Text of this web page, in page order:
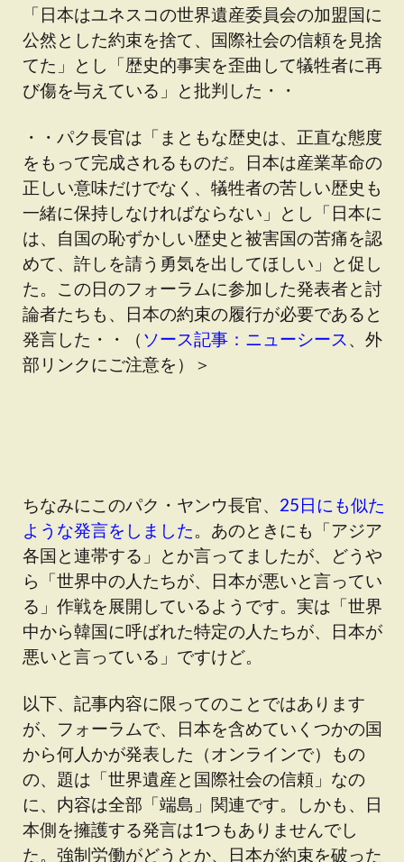
「日本はユネスコの世界遺産委員会の加盟国に
公然とした約束を捨て、国際社会の信頼を見捨
てた」とし「歴史的事実を歪曲して犠牲者に再
び傷を与えている」と批判した・・
・・パク長官は「まともな歴史は、正直な態度
をもって完成されるものだ。日本は産業革命の
正しい意味だけでなく、犠牲者の苦しい歴史も
一緒に保持しなければならない」とし「日本に
は、自国の恥ずかしい歴史と被害国の苦痛を認
めて、許しを請う勇気を出してほしい」と促し
た。この日のフォーラムに参加した発表者と討
論者たちも、日本の約束の履行が必要であると
発言した・・（ ソース記事：ニューシース 、外
部リンクにご注意を）＞
ちなみにこのパク・ヤンウ長官、 25日にも似た
ような発言をしました。あのときにも「アジア
各国と連帯する」とか言ってましたが、どうや
ら「世界中の人たちが、日本が悪いと言ってい
る」作戦を展開しているようです。実は「世界
中から韓国に呼ばれた特定の人たちが、日本が
悪いと言っている」ですけど。
以下、記事内容に限ってのことではあります
が、フォーラムで、日本を含めていくつかの国
から何人かが発表した（オンラインで）もの
の、題は「世界遺産と国際社会の信頼」なの
に、内容は全部「端島」関連です。しかも、日
本側を擁護する発言は1つもありませんでし
た。強制労働がどうとか、日本が約束を破った